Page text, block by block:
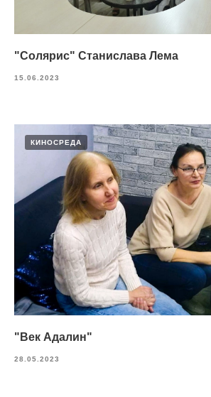
"Солярис" Станислава Лема
15.06.2023
КИНОСРЕДА
"Век Адалин"
28.05.2023